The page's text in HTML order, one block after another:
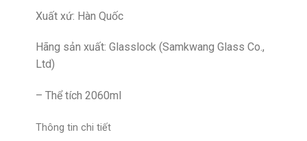
Xuất xứ: Hàn Quốc
Hãng sản xuất: Glasslock (Samkwang Glass Co.,
Ltd)
– Thể tích 2060ml
Thông tin chi tiết